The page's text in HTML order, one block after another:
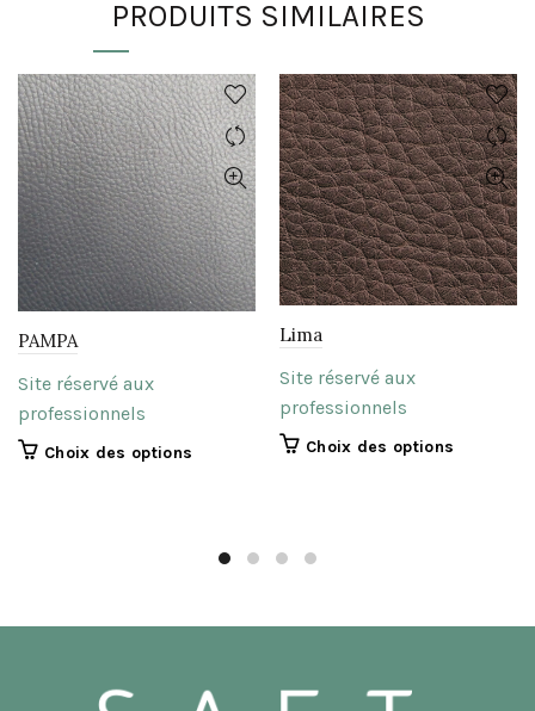
PRODUITS SIMILAIRES
PAMPA
Site réservé aux
professionnels
Choix des options
variations.
choisies
Lima
Site réservé aux
professionnels
Choix des options
peuvent